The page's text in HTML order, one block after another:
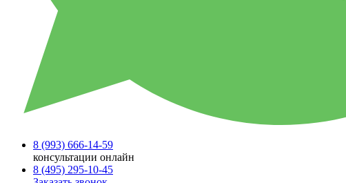
8 (993) 666-14-59
консультации онлайн
8 (495) 295-10-45